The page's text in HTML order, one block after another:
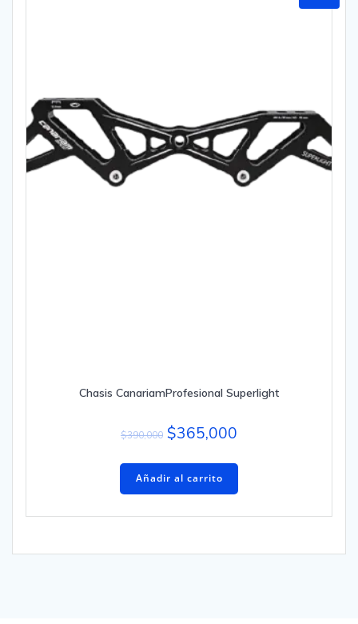
Chasis CanariamProfesional Superlight
$390,000 $365,000
Añadir al carrito